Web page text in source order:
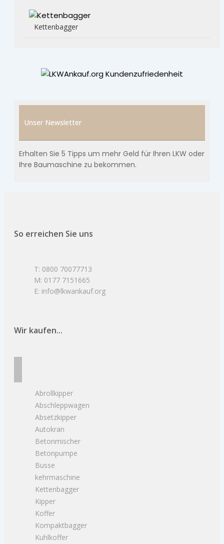
Kettenbagger
Unser Newsletter
Erhalten Sie 5 Tipps um mehr Geld für Ihren LKW oder
Ihre Baumaschine zu bekommen.
So erreichen Sie uns
T: 0800 70077713
M: 0177 7151665
E: info@lkwankauf.org
Wir kaufen...
Abrollkipper
Abschleppwagen
Absetzkipper
Autokran
Betonmischer
Betonpumpe
Busse
kehrmaschine
Kettenbagger
Kipper
Koffer
Kompaktbagger
Kuhlkoffer